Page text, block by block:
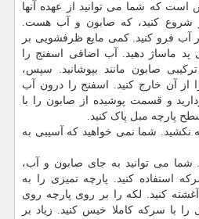
که شما می توانید از عهده آنها
تر شروع کنید، که صابون و آب هست.
آب فرو کنید. کمی مایع ظرفشویی بر
ماساژ دهید. آب اضافی اسفنج را
صابون مانند بپوشانید. سپس،
از آن خارج کنید. اسفنج را درون آب
و قسمت پوشیده از صابون را با
پارچه مبل پاک کنید.
نکشید. شما نمی خواهید که آسیبی به
شما می توانید به جای صابون و آب،
استفاده کنید. پارچه تمیزی را به
کنید. لکه را بر روی پارچه روی
با سرکه کاملا خیس کنید. زیاد بر